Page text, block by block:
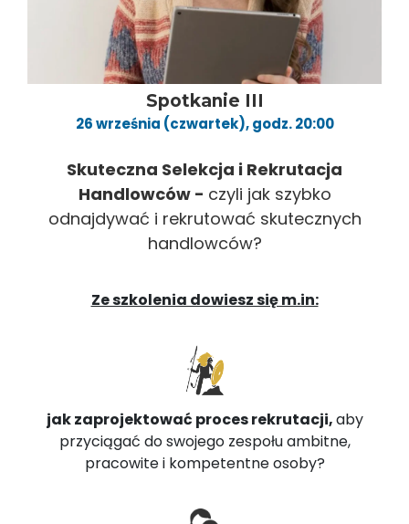
Spotkanie III
26 września (czwartek), godz. 20:00
Skuteczna Selekcja i Rekrutacja
Handlowców - czyli jak szybko
odnajdywać i rekrutować skutecznych
handlowców?
Ze szkolenia dowiesz się m.in:
jak zaprojektować proces rekrutacji,aby
przyciągać do swojego zespołu ambitne,
pracowite i kompetentne osoby?